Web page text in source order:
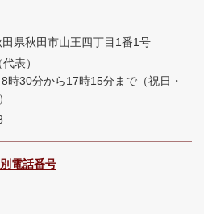
県秋田市山王四丁目1番1号
表）
時30分から17時15分まで （祝日・
電話番号